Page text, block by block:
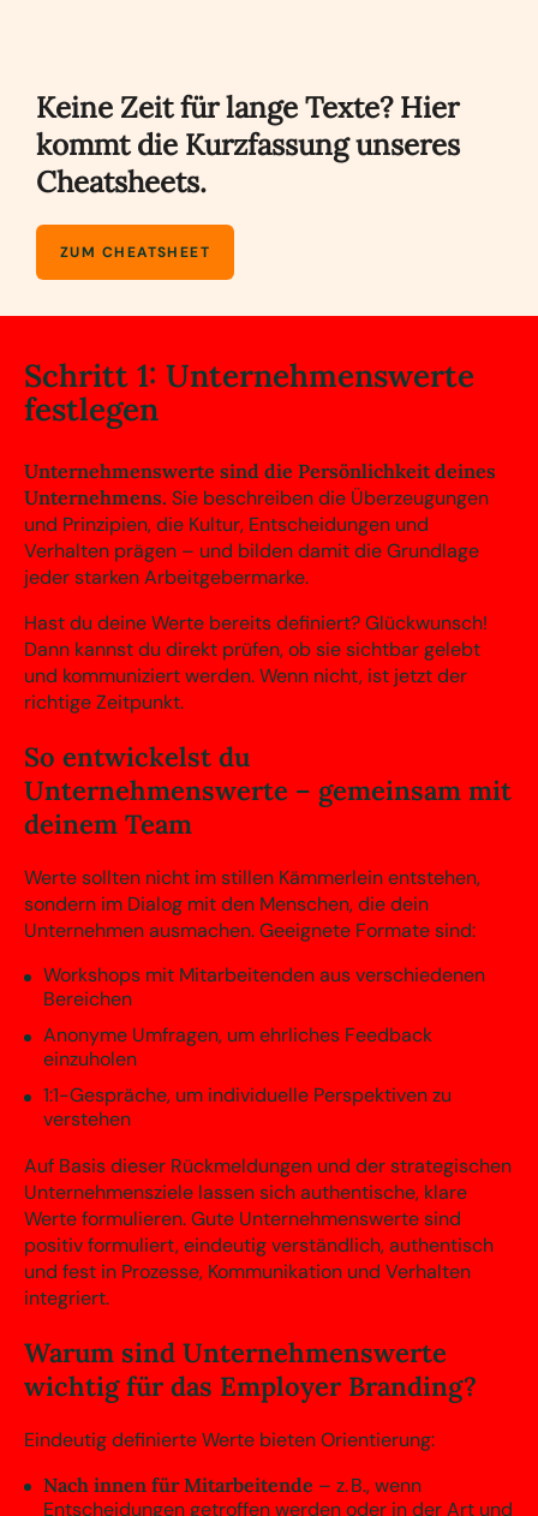
Keine Zeit für lange Texte? Hier
kommt die Kurzfassung unseres
Cheatsheets.
ZUM CHEATSHEET
Schritt 1: Unternehmenswerte
festlegen
Unternehmenswerte sind die Persönlichkeit deines
Unternehmens. Sie beschreiben die Überzeugungen
und Prinzipien, die Kultur, Entscheidungen und
Verhalten prägen – und bilden damit die Grundlage
jeder starken Arbeitgebermarke.
Hast du deine Werte bereits definiert? Glückwunsch!
Dann kannst du direkt prüfen, ob sie sichtbar gelebt
und kommuniziert werden. Wenn nicht, ist jetzt der
richtige Zeitpunkt.
So entwickelst du
Unternehmenswerte – gemeinsam mit
deinem Team
Werte sollten nicht im stillen Kämmerlein entstehen,
sondern im Dialog mit den Menschen, die dein
Unternehmen ausmachen. Geeignete Formate sind:
Workshops mit Mitarbeitenden aus verschiedenen
Bereichen
Anonyme Umfragen, um ehrliches Feedback
einzuholen
1:1-Gespräche, um individuelle Perspektiven zu
verstehen
Auf Basis dieser Rückmeldungen und der strategischen
Unternehmensziele lassen sich authentische, klare
Werte formulieren. Gute Unternehmenswerte sind
positiv formuliert, eindeutig verständlich, authentisch
und fest in Prozesse, Kommunikation und Verhalten
integriert.
Warum sind Unternehmenswerte
wichtig für das Employer Branding?
Eindeutig definierte Werte bieten Orientierung:
Nach innen für Mitarbeitende – z. B., wenn
Entscheidungen getroffen werden oder in der Art und